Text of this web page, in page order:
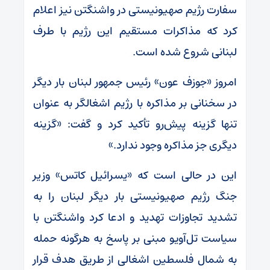
سفارت رژیم صهیونیستی در واشنگتن نیز اعلام
کرد که مذاکرات مستقیم این رژیم با طرف
لبنانی شروع شده است.
امروز «جوزف عون» رئیس جمهور لبنان بار دیگر
در سخنانی بر مذاکره با رژیم اشغالگر به عنوان
تنها گزینه پیش‌رو تأکید کرد و گفت: «گزینه
دیگری جز مذاکره وجود ندارد.»
این در حالی است که «یسرائیل کاتس» وزیر
جنگ رژیم صهیونیستی بار دیگر لبنان را به
تشدید تجاوزات تهدید و ادعا کرد واشنگتن با
سیاست تل‌آویو مبنی بر پاسخ به هرگونه حمله
به شمال فلسطین اشغالی از طریق هدف قرار